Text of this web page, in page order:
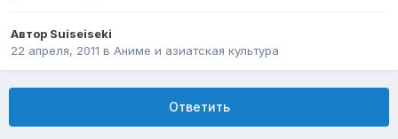
Автор Suiseiseki
22 апреля, 2011 в Аниме и азиатская культура
Ответить